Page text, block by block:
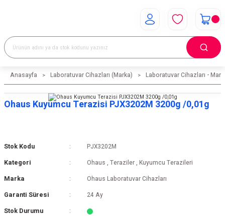
Anasayfa Laboratuvar Cihazları (Marka) Laboratuvar Cihazları -
Ohaus Kuyumcu Terazisi PJX3202M 3200g /0,01g
Stok Kodu PJX3202M
Kategori Ohaus , Teraziler , Kuyumcu Terazileri
Marka Ohaus Laboratuvar Cihazları
Garanti Süresi 24 Ay
Stok Durumu